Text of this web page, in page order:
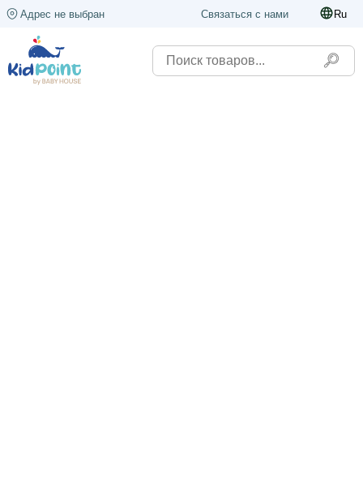
Адрес не выбран Связаться с нами Ru